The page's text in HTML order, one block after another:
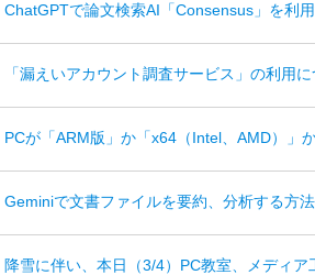
ChatGPTで論文検索AI「Consensus」を利
「漏えいアカウント調査サービス」の利用
PCが「ARM版」か「x64（Intel、AMD）」
Geminiで文書ファイルを要約、分析する方法
降雪に伴い、本日（3/4）PC教室、メディ